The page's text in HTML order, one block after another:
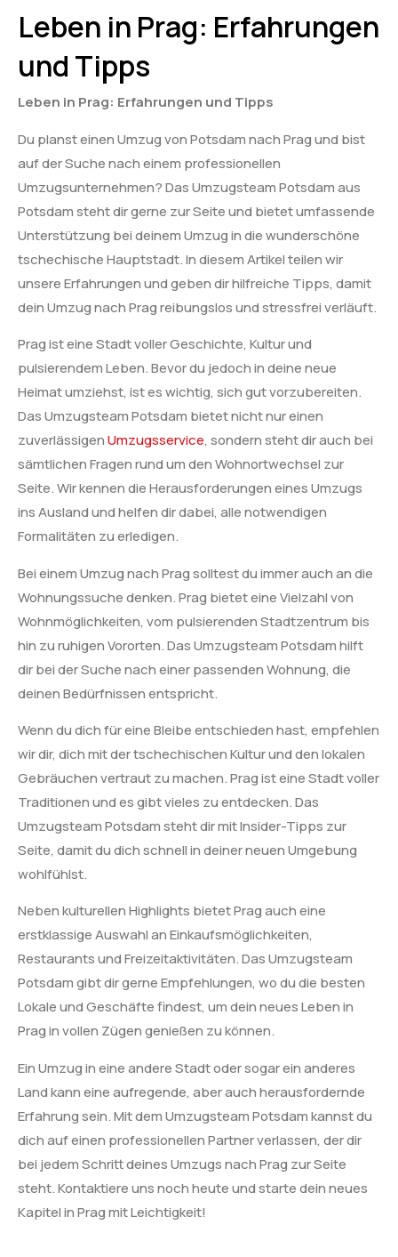
Leben in Prag: Erfahrungen
und Tipps
Leben in Prag: Erfahrungen und Tipps
Du planst einen Umzug von Potsdam nach Prag und bist
auf der Suche nach einem professionellen
Umzugsunternehmen? Das Umzugsteam Potsdam aus
Potsdam steht dir gerne zur Seite und bietet umfassende
Unterstützung bei deinem Umzug in die wunderschöne
tschechische Hauptstadt. In diesem Artikel teilen wir
unsere Erfahrungen und geben dir hilfreiche Tipps, damit
dein Umzug nach Prag reibungslos und stressfrei verläuft.
Prag ist eine Stadt voller Geschichte, Kultur und
pulsierendem Leben. Bevor du jedoch in deine neue
Heimat umziehst, ist es wichtig, sich gut vorzubereiten.
Das Umzugsteam Potsdam bietet nicht nur einen
zuverlässigenUmzugsservice, sondern steht dir auch bei
sämtlichen Fragen rund um den Wohnortwechsel zur
Seite. Wir kennen die Herausforderungen eines Umzugs
ins Ausland und helfen dir dabei, alle notwendigen
Formalitäten zu erledigen.
Bei einem Umzug nach Prag solltest du immer auch an die
Wohnungssuche denken. Prag bietet eine Vielzahl von
Wohnmöglichkeiten, vom pulsierenden Stadtzentrum bis
hin zu ruhigen Vororten. Das Umzugsteam Potsdam hilft
dir bei der Suche nach einer passenden Wohnung, die
deinen Bedürfnissen entspricht.
Wenn du dich für eine Bleibe entschieden hast, empfehlen
wir dir, dich mit der tschechischen Kultur und den lokalen
Gebräuchen vertraut zu machen. Prag ist eine Stadt voller
Traditionen und es gibt vieles zu entdecken. Das
Umzugsteam Potsdam steht dir mit Insider-Tipps zur
Seite, damit du dich schnell in deiner neuen Umgebung
wohlfühlst.
Neben kulturellen Highlights bietet Prag auch eine
erstklassige Auswahl an Einkaufsmöglichkeiten,
Restaurants und Freizeitaktivitäten. Das Umzugsteam
Potsdam gibt dir gerne Empfehlungen, wo du die besten
Lokale und Geschäfte findest, um dein neues Leben in
Prag in vollen Zügen genießen zu können.
Ein Umzug in eine andere Stadt oder sogar ein anderes
Land kann eine aufregende, aber auch herausfordernde
Erfahrung sein. Mit dem Umzugsteam Potsdam kannst du
dich auf einen professionellen Partner verlassen, der dir
bei jedem Schritt deines Umzugs nach Prag zur Seite
steht. Kontaktiere uns noch heute und starte dein neues
Kapitel in Prag mit Leichtigkeit!